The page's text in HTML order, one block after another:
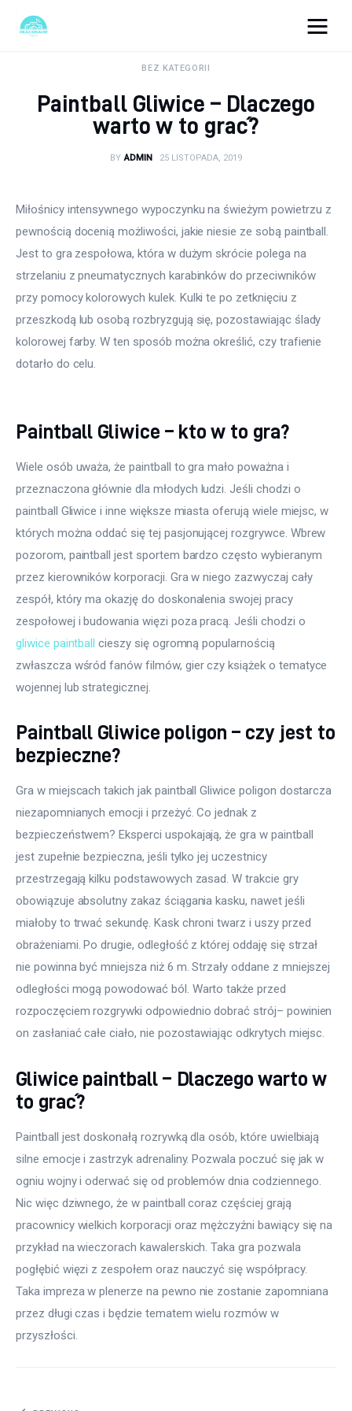
Turystyka
Uroda
Zdrowie
Więcej
BEZ KATEGORII
Paintball Gliwice – Dlaczego
warto w to grać?
BY ADMIN 25 LISTOPADA, 2019
Miłośnicy intensywnego wypoczynku na świeżym powietrzu z
pewnością docenią możliwości, jakie niesie ze sobą paintball.
Jest to gra zespołowa, która w dużym skrócie polega na
strzelaniu z pneumatycznych karabinków do przeciwników
przy pomocy kolorowych kulek. Kulki te po zetknięciu z
przeszkodą lub osobą rozbryzgują się, pozostawiając ślady
kolorowej farby. W ten sposób można określić, czy trafienie
dotarło do celu.
Paintball Gliwice – kto w to gra?
Wiele osób uważa, że paintball to gra mało poważna i
przeznaczona głównie dla młodych ludzi. Jeśli chodzi o
paintball Gliwice i inne większe miasta oferują wiele miejsc, w
których można oddać się tej pasjonującej rozgrywce. Wbrew
pozorom, paintball jest sportem bardzo często wybieranym
przez kierowników korporacji. Gra w niego zazwyczaj cały
zespół, który ma okazję do doskonalenia swojej pracy
zespołowej i budowania więzi poza pracą. Jeśli chodzi o
gliwice paintball cieszy się ogromną popularnością
zwłaszcza wśród fanów filmów, gier czy książek o tematyce
wojennej lub strategicznej.
Paintball Gliwice poligon – czy jest to
bezpieczne?
Gra w miejscach takich jak paintball Gliwice poligon dostarcza
niezapomnianych emocji i przeżyć. Co jednak z
bezpieczeństwem? Eksperci uspokajają, że gra w paintball
jest zupełnie bezpieczna, jeśli tylko jej uczestnicy
przestrzegają kilku podstawowych zasad. W trakcie gry
obowiązuje absolutny zakaz ściągania kasku, nawet jeśli
miałoby to trwać sekundę. Kask chroni twarz i uszy przed
obrażeniami. Po drugie, odległość z której oddaję się strzał
nie powinna być mniejsza niż 6 m. Strzały oddane z mniejszej
odległości mogą powodować ból. Warto także przed
rozpoczęciem rozgrywki odpowiednio dobrać strój– powinien
on zasłaniać całe ciało, nie pozostawiając odkrytych miejsc.
Gliwice paintball – Dlaczego warto w
to grać?
Paintball jest doskonałą rozrywką dla osób, które uwielbiają
silne emocje i zastrzyk adrenaliny. Pozwala poczuć się jak w
ogniu wojny i oderwać się od problemów dnia codziennego.
Nic więc dziwnego, że w paintball coraz częściej grają
pracownicy wielkich korporacji oraz mężczyźni bawiący się na
przykład na wieczorach kawalerskich. Taka gra pozwala
pogłębić więzi z zespołem oraz nauczyć się współpracy.
Taka impreza w plenerze na pewno nie zostanie zapomniana
przez długi czas i będzie tematem wielu rozmów w
przyszłości.